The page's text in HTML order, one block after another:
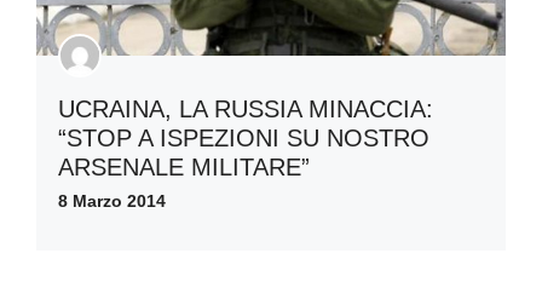
UCRAINA, LA RUSSIA MINACCIA:
“STOP A ISPEZIONI SU NOSTRO
ARSENALE MILITARE”
8 Marzo 2014